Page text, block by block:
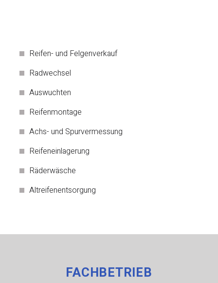
Reifen- und Felgenverkauf
Radwechsel
Auswuchten
Reifenmontage
Achs- und Spurvermessung
Reifeneinlagerung
Räderwäsche
Altreifenentsorgung
FACHBETRIEB